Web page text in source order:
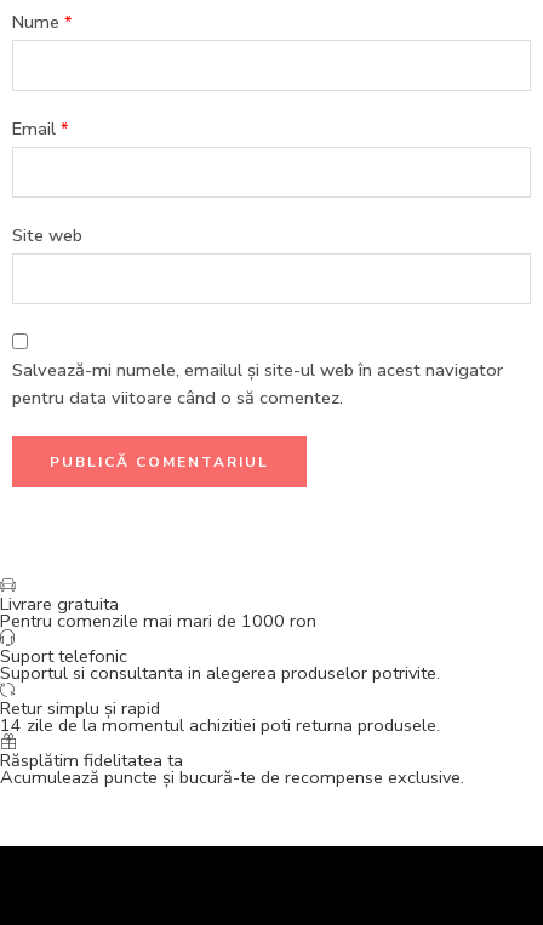
Nume *
Email *
Site web
Salvează-mi numele, emailul și site-ul web în acest navigator
pentru data viitoare când o să comentez.
Livrare gratuita
Pentru comenzile mai mari de 1000 ron
Suport telefonic
Suportul si consultanta in alegerea produselor potrivite.
Retur simplu și rapid
14 zile de la momentul achizitiei poti returna produsele.
Răsplătim fidelitatea ta
Acumulează puncte și bucură-te de recompense exclusive.